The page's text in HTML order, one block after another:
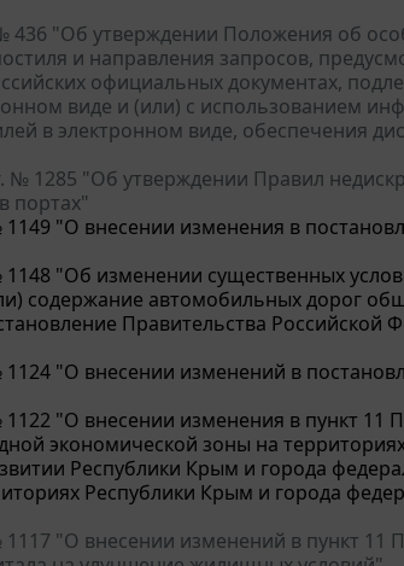
436 "Об утверждении Положения об
и направления запросов,
официальных документах,
виде и (или) с использованием
в электронном виде, обеспечения
№ 1285 "Об утверждении Правил
портах"
"О внесении изменения в
"Об изменении существенных
содержание автомобильных дорог
Правительства Российской
"О внесении изменений в
"О внесении изменения в пункт 11
экономической зоны на
Республики Крым и города
Республики Крым и города
"О внесении изменений в пункт 11